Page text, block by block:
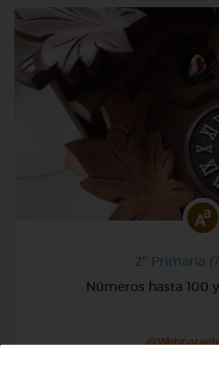
2º Primaria
Números hasta 100